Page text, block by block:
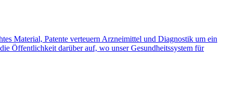
Material, Patente verteuern Arzneimittel und Diagnostik um ein
Öffentlichkeit darüber auf, wo unser Gesundheitssystem für